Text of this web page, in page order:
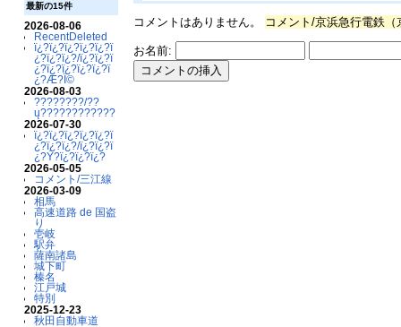
最新の15件
2026-08-06
RecentDeleted
ï¿?ï¿?ï¿?ï¿?ï¿?ï
¿?ï¿?ï¿?/ï¿?ï¿?ï
¿?ï¿?ï¿?ï¿?ï¿?ï
¿?Æ?Ï©
2026-08-03
????????/??
ų????????????
2026-07-30
ï¿?ï¿?ï¿?ï¿?ï¿?ï
¿?ï¿?ï¿?/ï¿?ï¿?ï
¿?Ý?ï¿?ï¿?ï¿?
2026-05-05
コメント/三江線
2026-03-09
相馬
高速道路 de 国盗
り
壱岐
駅弁
薩南諸島
城下町
榛名
江戸城
特別
2025-12-23
秋田自動車道
コメントはありません。 コメント/京浜急行電鉄（
お名前: